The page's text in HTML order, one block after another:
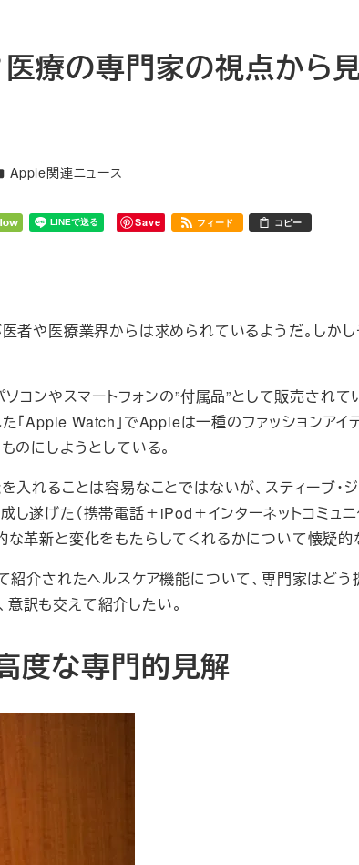
療の専門家の視点から
ゴリー
Apple関連ニュース
Save フィード コピー
者や医療業界からは求められているようだ。しか
コンやスマートフォンの”付属品”として販売され
「Apple Watch」でAppleは一種のファッションアイ
のにしようとしている。
れることは容易なことではないが、スティーブ・
げた（携帯電話＋iPod＋インターネットコミュニ
革新と変化をもたらしてくれるかについて懐疑的
介されたヘルスケア機能について、専門家はどう
意訳も交えて紹介したい。
度な専門的見解